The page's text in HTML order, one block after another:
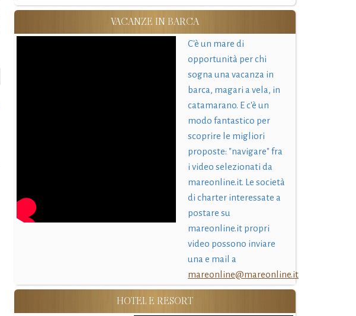
VACANZE IN BARCA
C'è un mare di
opportunità per chi
sogna una vacanza in
barca, magari a vela, in
catamarano. E c'è un
modo fantastico per
scoprire le migliori
proposte: "navigare" fra
i video selezionati da
mareonline.it. Le società
di charter interessate a
postare su
mareonline.it propri
video possono inviare
una e mail a
mareonline@mareonline.it
HOTEL E RESORT